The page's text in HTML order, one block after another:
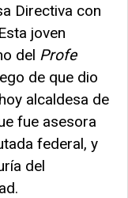
Directiva con
joven
del Profe
de que dio
alcaldesa de
fue asesora
federal, y
del